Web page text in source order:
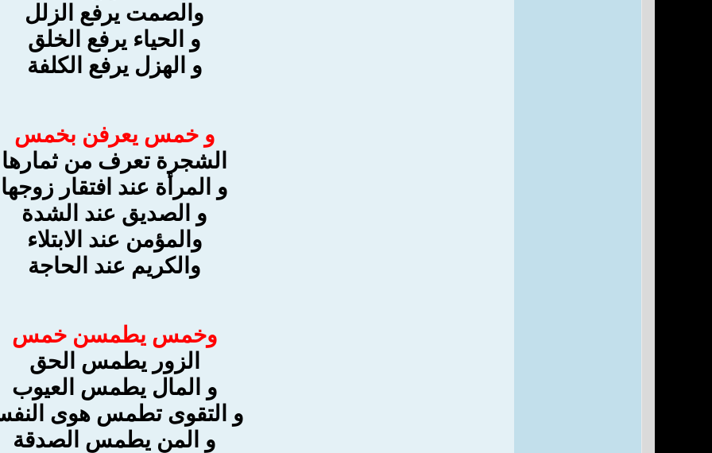
والصمت يرفع الزلل
و الحياء يرفع الخلق
و الهزل يرفع الكلفة
و خمس يعرفن بخمس
الشجرة تعرف من ثمارها
و المرأة عند افتقار زوجها
و الصديق عند الشدة
والمؤمن عند الابتلاء
والكريم عند الحاجة
وخمس يطمسن خمس
الزور يطمس الحق
و المال يطمس العيوب
و التقوى تطمس هوى
و المن يطمس الصدقة